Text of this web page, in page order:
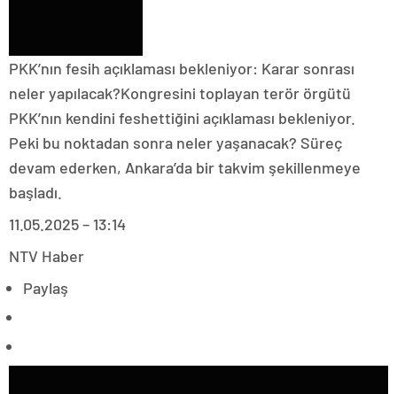
PKK’nın fesih açıklaması bekleniyor: Karar sonrası
neler yapılacak?Kongresini toplayan terör örgütü
PKK’nın kendini feshettiğini açıklaması bekleniyor.
Peki bu noktadan sonra neler yaşanacak? Süreç
devam ederken, Ankara’da bir takvim şekillenmeye
başladı.
11.05.2025 – 13:14
NTV Haber
Paylaş